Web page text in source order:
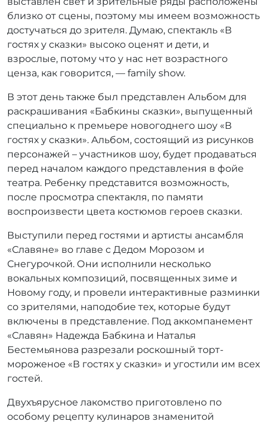
близко от сцены, поэтому мы имеем возможность
достучаться до зрителя. Думаю, спектакль «В
гостях у сказки» высоко оценят и дети, и
взрослые, потому что у нас нет возрастного
ценза, как говорится, — family show.
В этот день также был представлен Альбом для
раскрашивания «Бабкины сказки», выпущенный
специально к премьере новогоднего шоу «В
гостях у сказки». Альбом, состоящий из рисунков
персонажей – участников шоу, будет продаваться
перед началом каждого представления в фойе
театра. Ребенку представится возможность,
после просмотра спектакля, по памяти
воспроизвести цвета костюмов героев сказки.
Выступили перед гостями и артисты ансамбля
«Славяне» во главе с Дедом Морозом и
Снегурочкой. Они исполнили несколько
вокальных композиций, посвященных зиме и
Новому году, и провели интерактивные разминки
со зрителями, наподобие тех, которые будут
включены в представление. Под аккомпанемент
«Славян» Надежда Бабкина и Наталья
Бестемьянова разрезали роскошный торт-
мороженое «В гостях у сказки» и угостили им всех
гостей.
Двухъярусное лакомство приготовлено по
особому рецепту кулинаров знаменитой